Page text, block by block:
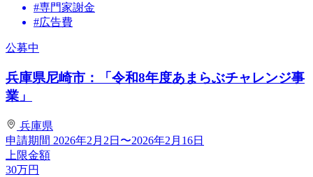
#専門家謝金
#広告費
公募中
兵庫県尼崎市：「令和8年度あまらぶチャレンジ事
業」
兵庫県
申請期間 2026年2月2日〜2026年2月16日
上限金額
30万円